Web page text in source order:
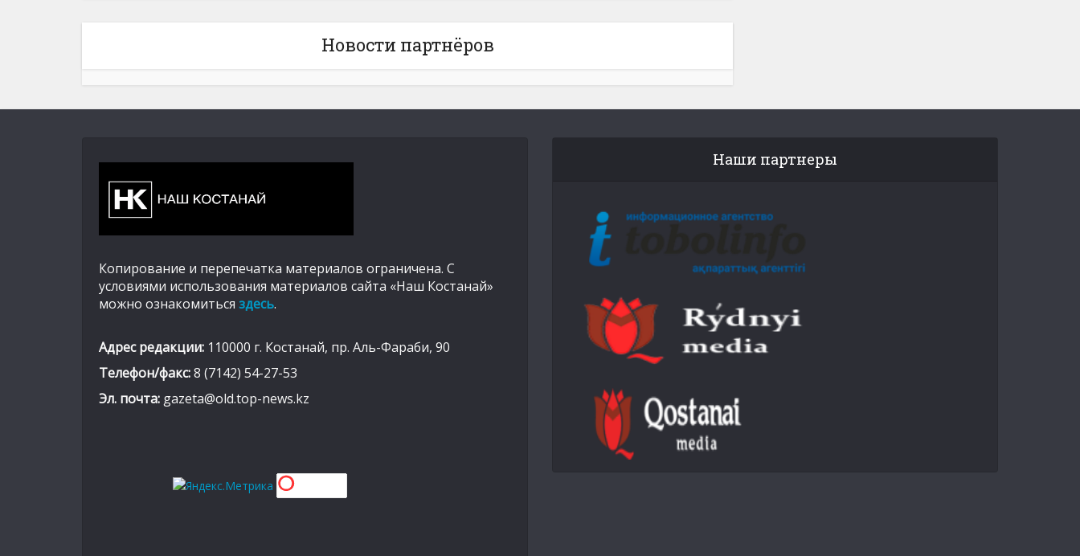
Новости партнёров
Копирование и перепечатка материалов ограничена. С
условиями использования материалов сайта «Наш Костанай»
можно ознакомиться здесь.
Адрес редакции: 110000 г. Костанай, пр. Аль-Фараби, 90
Телефон/факс:8 (7142) 54-27-53
Эл. почта: gazeta@old.top-news.kz
Наши партнеры